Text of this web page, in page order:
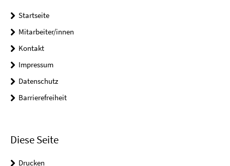
Startseite
Mitarbeiter/innen
Kontakt
Impressum
Datenschutz
Barrierefreiheit
Diese Seite
Drucken